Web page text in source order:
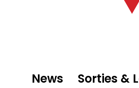
News Sorties &